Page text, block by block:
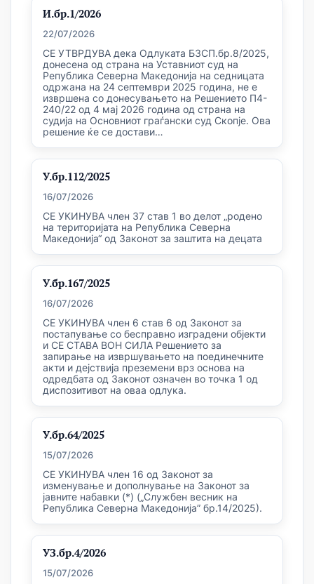
И.бр.1/2026
22/07/2026
СЕ УТВРДУВА дека Одлуката БЗСП.бр.8/2025,
донесена од страна на Уставниот суд на
Република Северна Македонија на седницата
одржана на 24 септември 2025 година, не е
извршена со донесувањето на Решението П4-
240/22 од 4 мај 2026 година од страна на
судија на Основниот граѓански суд Скопје. Ова
решение ќе се достави…
У.бр.112/2025
16/07/2026
СЕ УКИНУВА член 37 став 1 во делот „родено
на територијата на Република Северна
Македонија“ од Законот за заштита на децата
У.бр.167/2025
16/07/2026
СЕ УКИНУВА член 6 став 6 од Законот за
постапување со бесправно изградени објекти
и СЕ СТАВА ВОН СИЛА Решението за
запирање на извршувањето на поединечните
акти и дејствија преземени врз основа на
одредбата од Законот означен во точка 1 од
диспозитивот на оваа одлука.
У.бр.64/2025
15/07/2026
СЕ УКИНУВА член 16 од Законот за
изменување и дополнување на Законот за
јавните набавки (*) („Службен весник на
Република Северна Македонија” бр.14/2025).
УЗ.бр.4/2026
15/07/2026